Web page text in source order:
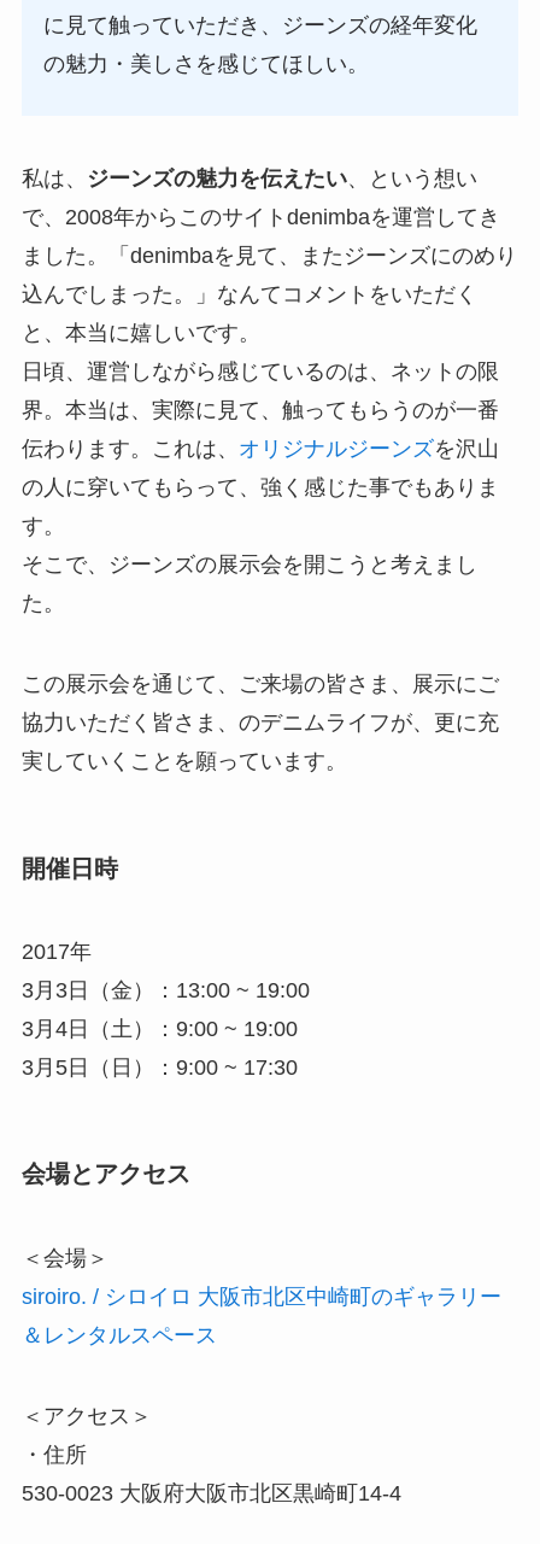
に見て触っていただき、
ジーンズの経年変化
の魅力・美しさを感じてほしい。
私は、 ジーンズの魅力を伝えたい、という想い
で、2008年からこのサイトdenimbaを運営してき
ました。「denimbaを見て、またジーンズにのめり
込んでしまった。」なんてコメントをいただく
と、本当に嬉しいです。
日頃、運営しながら感じているのは、ネットの限
界。本当は、実際に見て、触ってもらうのが一番
伝わります。これは、 オリジナルジーンズを沢山
の人に穿いてもらって、強く感じた事でもありま
す。
そこで、ジーンズの展示会を開こうと考えまし
た。
この展示会を通じて、ご来場の皆さま、展示にご
協力いただく皆さま、のデニムライフが、更に充
実していくことを願っています。
開催日時
2017年
3月3日（金）：13:00 ~ 19:00
3月4日（土）：9:00 ~ 19:00
3月5日（日）：9:00 ~ 17:30
会場とアクセス
＜会場＞
siroiro. / シロイロ 大阪市北区中崎町のギャラリー
＆レンタルスペース
＜アクセス＞
・住所
530-0023 大阪府大阪市北区黒崎町14-4